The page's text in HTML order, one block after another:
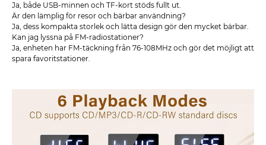
Ja, både USB-minnen och TF-kort stöds fullt ut.
Är den lämplig för resor och bärbar användning?
Ja, dess kompakta storlek och lätta design gör den mycket bärbar.
Kan jag lyssna på FM-radiostationer?
Ja, enheten har FM-täckning från 76-108MHz och gör det möjligt att
spara favoritstationer.